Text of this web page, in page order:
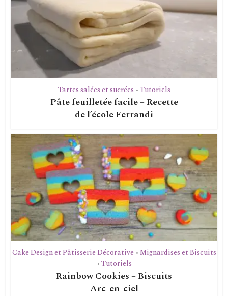
Tartes salées et sucrées • Tutoriels
Pâte feuilletée facile – Recette
de l’école Ferrandi
Cake Design et Pâtisserie Décorative • Mignardises et Biscuits
• Tutoriels
Rainbow Cookies – Biscuits
Arc-en-ciel